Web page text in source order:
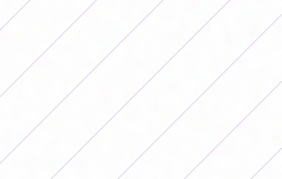
Banfield 3-0 SAT (Yamila
Gomez)
Estudiantes 3-0 Unión
Belgrano - Talleres
Platense - Huracan